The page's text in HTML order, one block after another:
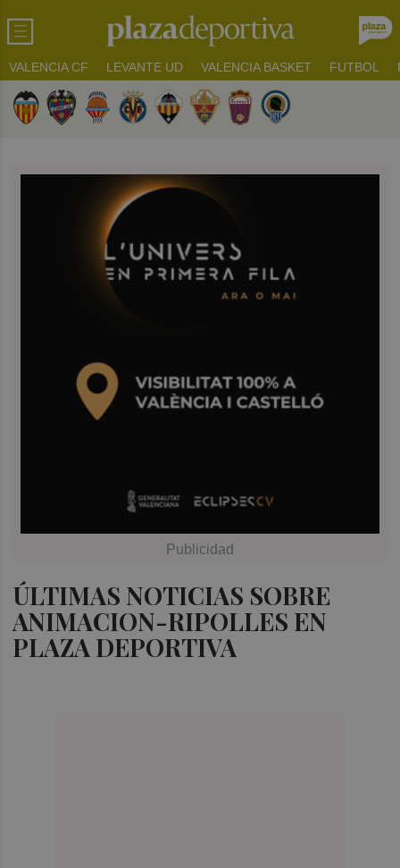
VALENCIA CF LEVANTE UD VALENCIA BASKET FUTBOL
ÚLTIMAS NOTICIAS SOBRE
ANIMACION-RIPOLLES EN
PLAZA DEPORTIVA